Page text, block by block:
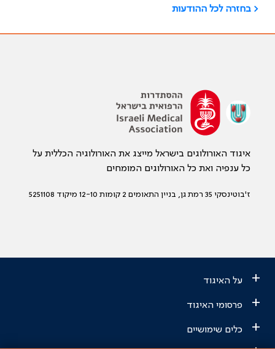
< בחזרה לכל ההודעות
איגוד האורולוגים בישראל מייצג את האורולוגיה הכללית על
כל ענפיה ואת כל האורולוגים המומחים
ז'בוטינסקי 35 רמת גן, בניין התאומים 2 קומות 12-10 מיקוד 5251108
+ על האיגוד
+ פרסומי האיגוד
+ כלים שימושיים